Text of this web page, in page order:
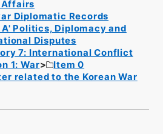
Affairs
Diplomatic Records
Politics, Diplomacy and
Disputes
7: International Conflict
1: War
Item 0
related to the Korean War